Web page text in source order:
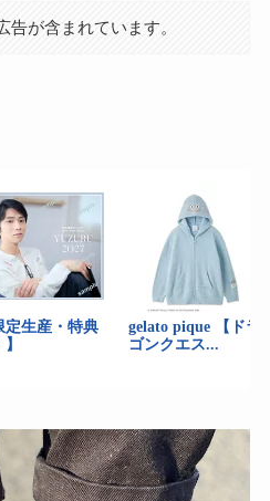
告が含まれています。